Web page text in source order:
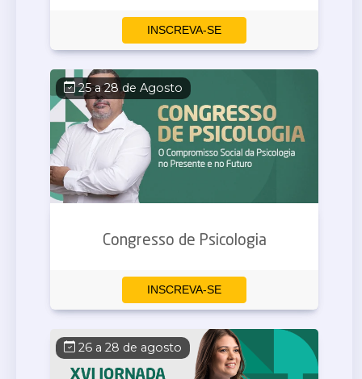
INSCREVA-SE
25 a 28 de Agosto
Congresso de Psicologia
INSCREVA-SE
26 a 28 de agosto